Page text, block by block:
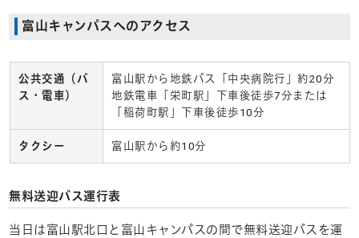
富山キャンパスへのアクセス
公共交通（バ
ス・電車）
富山駅から地鉄バス「中央病院行」約20分
地鉄電車「栄町駅」下車後徒歩7分または
「稲荷町駅」下車後徒歩10分
タクシー 富山駅から約10分
無料送迎バス運行表
当日は富山駅北口と富山キャンパスの間で無料送迎バスを運